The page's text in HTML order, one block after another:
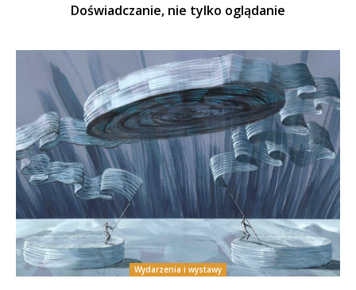
Doświadczanie, nie tylko oglądanie
Wydarzenia i wystawy